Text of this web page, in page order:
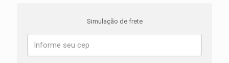
ANO
2009
Simulação de frete